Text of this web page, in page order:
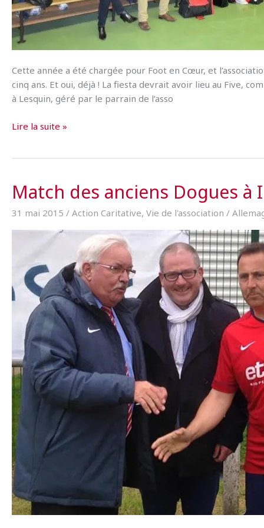
Cette année a été chargée pour Foot en Cœur, et
cinq ans. Et oui, déjà ! La fiesta devrait avoir lieu au Five,
à Lesquin, géré par le parrain de l’asso
La
Cœur
est
Lire la suite »
Match des anciens Dogues à
31 mai 2015 / Action Caritative, Vie de l'association /